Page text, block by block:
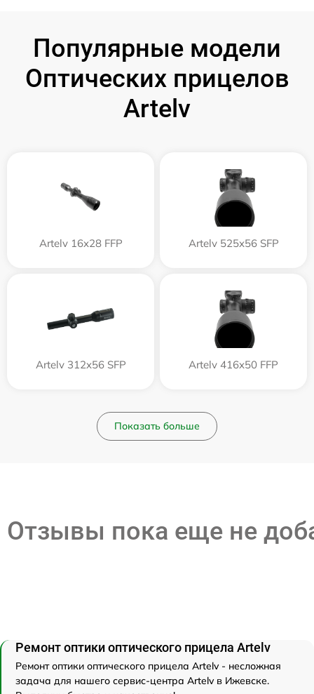
Популярные модели
Оптических прицелов
Artelv
Artelv 16x28 FFP Artelv 525x56 SFP
Artelv 312x56 SFP Artelv 416x50 FFP
Показать больше
Отзывы пока еще не
Ремонт оптики оптического прицела Artelv
Ремонт оптики оптического прицела Artelv - несложная
задача для нашего сервис-центра Artelv в Ижевске.